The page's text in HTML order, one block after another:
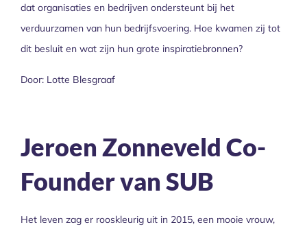
dat organisaties en bedrijven ondersteunt bij het
verduurzamen van hun bedrijfsvoering. Hoe kwamen zij tot
dit besluit en wat zijn hun grote inspiratiebronnen?
Door: Lotte Blesgraaf
Jeroen Zonneveld Co-
Founder van SUB
Het leven zag er rooskleurig uit in 2015, een mooie vrouw,